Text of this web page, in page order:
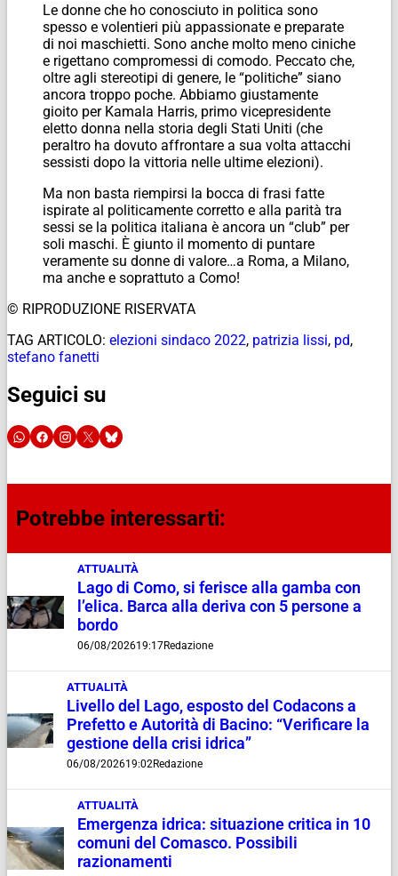
Le donne che ho conosciuto in politica sono
spesso e volentieri più appassionate e preparate
di noi maschietti. Sono anche molto meno ciniche
e rigettano compromessi di comodo. Peccato che,
oltre agli stereotipi di genere, le “politiche” siano
ancora troppo poche. Abbiamo giustamente
gioito per Kamala Harris, primo vicepresidente
eletto donna nella storia degli Stati Uniti (che
peraltro ha dovuto affrontare a sua volta attacchi
sessisti dopo la vittoria nelle ultime elezioni).
Ma non basta riempirsi la bocca di frasi fatte
ispirate al politicamente corretto e alla parità tra
sessi se la politica italiana è ancora un “club” per
soli maschi. È giunto il momento di puntare
veramente su donne di valore…a Roma, a Milano,
ma anche e soprattuto a Como!
© RIPRODUZIONE RISERVATA
TAG ARTICOLO: elezioni sindaco 2022, patrizia lissi, pd,
stefano fanetti
Seguici su
Potrebbe interessarti:
ATTUALITÀ
Lago di Como, si ferisce alla gamba con
l’elica. Barca alla deriva con 5 persone a
bordo
06/08/202619:17Redazione
ATTUALITÀ
Livello del Lago, esposto del Codacons a
Prefetto e Autorità di Bacino: “Verificare la
gestione della crisi idrica”
06/08/202619:02Redazione
ATTUALITÀ
Emergenza idrica: situazione critica in 10
comuni del Comasco. Possibili
razionamenti